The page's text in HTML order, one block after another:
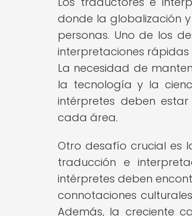
donde la globalización
personas. Uno de los
interpretaciones
La necesidad de
la tecnología y la
intérpretes deben
cada área.
Otro desafío crucial es
traducción e
intérpretes deben
connotaciones
Además, la creciente